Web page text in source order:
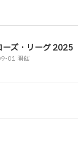
ーズ・リーグ 2025
01 開催